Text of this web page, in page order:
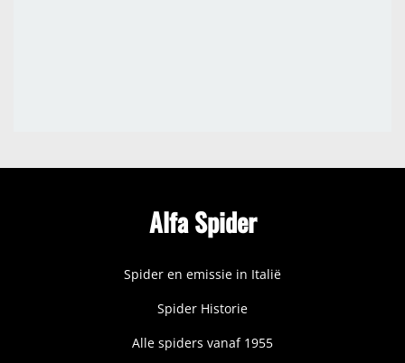
Alfa Spider
Spider en emissie in Italië
Spider Historie
Alle spiders vanaf 1955